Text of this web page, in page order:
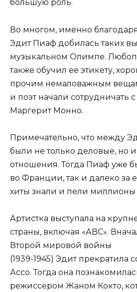
большую роль.
Во многом, именно
Эдит Пиаф добилась таких
музыкальном Олимпе.
также обучил ее этикету,
прочим немаловажным
и поэт начали сотрудничать
Маргерит Монно.
Примечательно, что между
были не только деловые, но
отношения. Тогда Пиаф уже
во Франции, так и далеко за
хиты знали и пели
Артистка выступала на
страны, включая «АВС».
Второй мировой войны
(1939-1945) Эдит прекратила
Ассо. Тогда она
режиссером Жаном Кокто,